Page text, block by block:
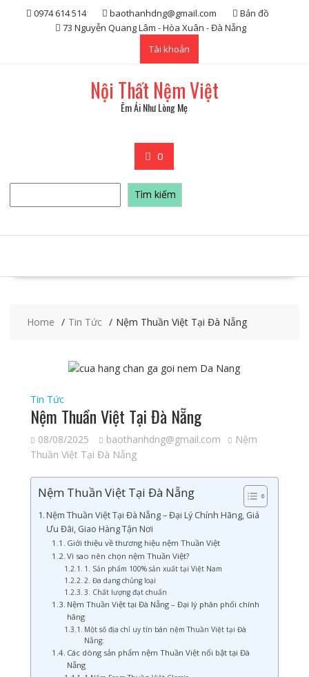
0974 614 514 baothanhdng@gmail.com
Bản đồ
73 Nguyễn Quang Lâm - Hòa Xuân - Đà Nẵng
Tài khoản
Nội Thất Nệm Việt
Êm Ái Như Lòng Mẹ
0
Tìm
kiếm
Tìm kiếm
Home Tin Tức Nệm Thuần Việt Tại Đà Nẵng
Tin Tức
Nệm Thuần Việt Tại Đà Nẵng
08/08/2025 baothanhdng@gmail.com
Nệm
Thuần Việt Tại Đà Nẵng
Nệm Thuần Việt Tại Đà Nẵng
Nệm Thuần Việt Tại Đà Nẵng – Đại Lý Chính Hãng, Giá
Ưu Đãi, Giao Hàng Tận Nơi
Giới thiệu về thương hiệu nệm Thuần Việt
Vì sao nên chọn nệm Thuần Việt?
1. Sản phẩm 100% sản xuất tại Việt Nam
2. Đa dạng chủng loại
3. Chất lượng đạt chuẩn
Nệm Thuần Việt tại Đà Nẵng – Đại lý phân phối chính
hãng
Một số địa chỉ uy tín bán nệm Thuần Việt tại Đà
Nẵng:
Các dòng sản phẩm nệm Thuần Việt nổi bật tại Đà
Nẵng